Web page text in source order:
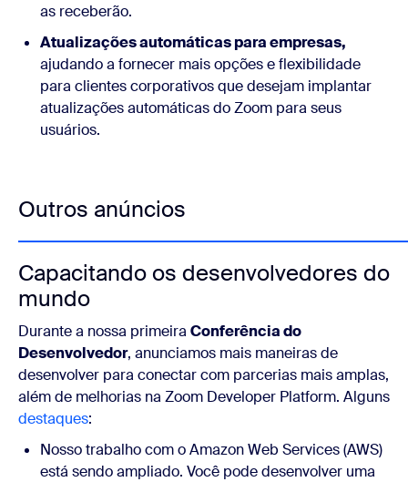
as receberão.
Atualizações automáticas para empresas,
ajudando a fornecer mais opções e flexibilidade
para clientes corporativos que desejam implantar
atualizações automáticas do Zoom para seus
usuários.
Outros anúncios
Capacitando os desenvolvedores do
mundo
Durante a nossa primeira Conferência do
Desenvolvedor, anunciamos mais maneiras de
desenvolver para conectar com parcerias mais amplas,
além de melhorias na Zoom Developer Platform. Alguns
destaques:
Nosso trabalho com o Amazon Web Services (AWS)
está sendo ampliado. Você pode desenvolver uma